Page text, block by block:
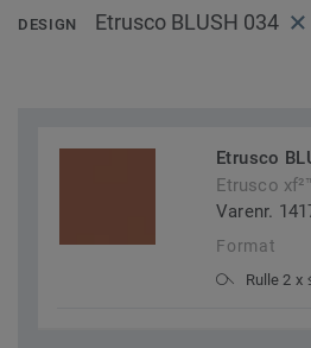
DESIGN Etrusco BLUSH 034
Etrusco
Etrusco
Varenr.
Format
Rulle 2 x